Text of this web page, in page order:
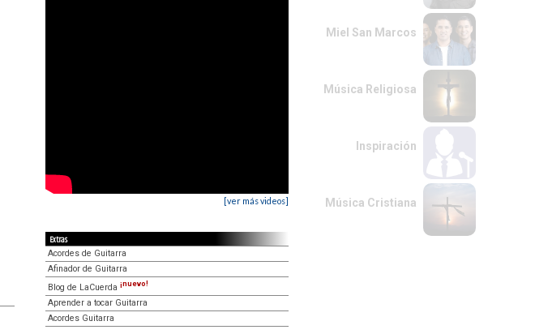
[ver más videos]
Extras
Acordes de Guitarra
Afinador de Guitarra
Blog de LaCuerda ¡nuevo!
Aprender a tocar Guitarra
Acordes Guitarra
Miel San Marcos
Música Religiosa
Inspiración
Música Cristiana